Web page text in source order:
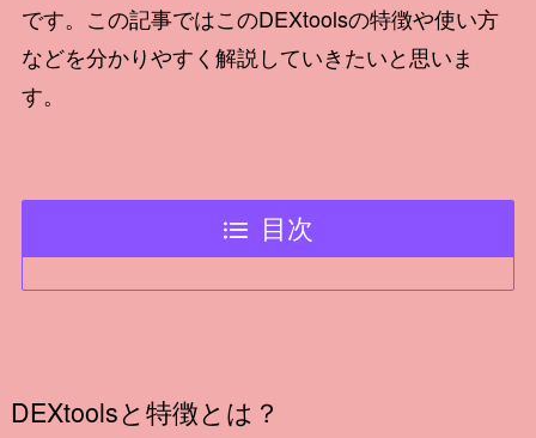
です。この記事ではこのDEXtoolsの特徴や使い方
などを分かりやすく解説していきたいと思いま
す。
目次
DEXtoolsと特徴とは？